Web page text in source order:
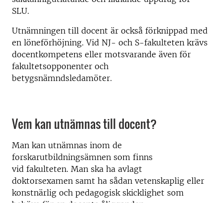
SLU.
Utnämningen till docent är också förknippad med
en löneförhöjning. Vid NJ- och S-fakulteten krävs
docentkompetens eller motsvarande även för
fakultetsopponenter och
betygsnämndsledamöter.
Vem kan utnämnas till docent?
Man kan utnämnas inom de
forskarutbildningsämnen som finns
vid fakulteten. Man ska ha avlagt
doktorsexamen samt ha sådan vetenskaplig eller
konstnärlig och pedagogisk skicklighet som